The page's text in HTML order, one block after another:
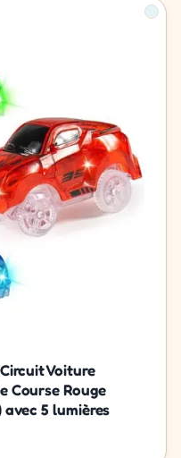
Voiture
Course Rouge
5 lumières